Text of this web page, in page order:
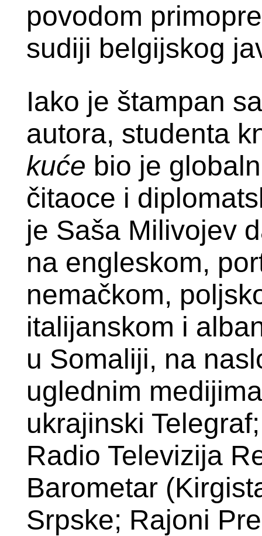
povodom
sudiji belgijskog
Iako je štampan
autora, studenta
kuće bio je
čitaoce i
je Saša Milivojev
na engleskom,
nemačkom,
italijanskom i
u Somaliji, na
uglednim
ukrajinski
Radio Televizija
Barometar
Srpske; Rajoni